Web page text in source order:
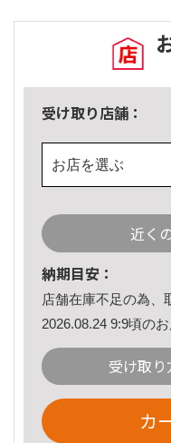
受け取り店舗：
お店を選ぶ
近く
納期目安：
店舗在庫不足の為、
2026.08.24 9:9頃の
受け取
カ